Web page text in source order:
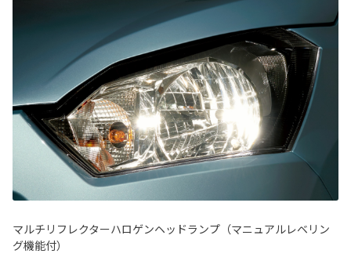
マルチリフレクターハロゲンヘッドランプ（マニュアルレベリン
グ機能付）